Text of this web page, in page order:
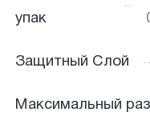
упак
Защитный Слой
Максимальный